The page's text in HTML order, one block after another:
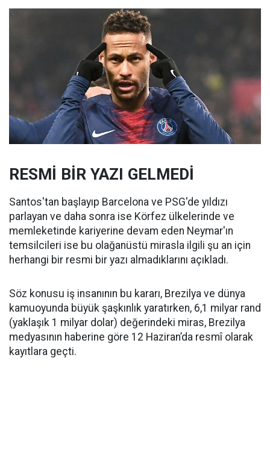
RESMİ BİR YAZI GELMEDİ
Santos'tan başlayıp Barcelona ve PSG'de yıldızı
parlayan ve daha sonra ise Körfez ülkelerinde ve
memleketinde kariyerine devam eden Neymar'ın
temsilcileri ise bu olağanüstü mirasla ilgili şu an için
herhangi bir resmi bir yazı almadıklarını açıkladı.
Söz konusu iş insanının bu kararı, Brezilya ve dünya
kamuoyunda büyük şaşkınlık yaratırken, 6,1 milyar rand
(yaklaşık 1 milyar dolar) değerindeki miras, Brezilya
medyasının haberine göre 12 Haziran’da resmî olarak
kayıtlara geçti.